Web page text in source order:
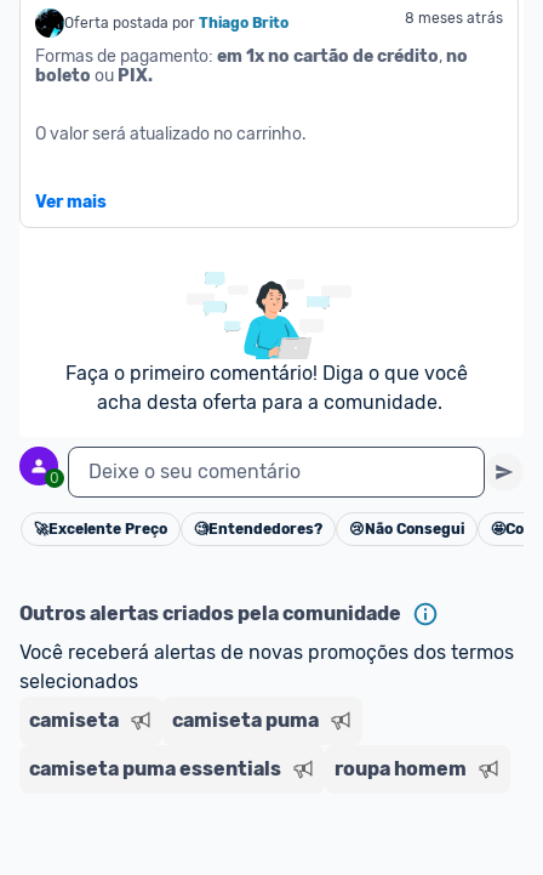
Oferta postada por Thiago Brito 8 meses atrás
Formas de pagamento: em 1x no cartão de crédito, no
boleto ou PIX.
O valor será atualizado no carrinho.
Tamanhos:
Ver mais
Faça o primeiro comentário! Diga o que você
acha desta oferta para a comunidade.
0 Deixe o seu comentário
Cancelar
🚀Excelente Preço 🧐Entendedores? 😢 Não Consegui 🤩
Outros alertas criados pela comunidade
Você receberá alertas de novas promoções dos termos
selecionados
camiseta
camiseta puma
camiseta puma essentials roupa homem